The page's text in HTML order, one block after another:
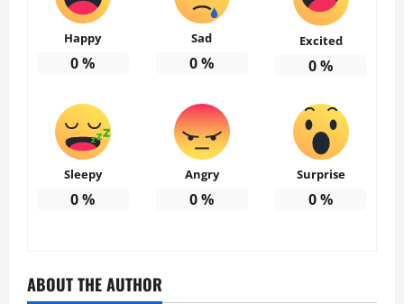
Happy
0%
Sad
0%
Excited
0%
Sleepy
0%
Angry
0%
Surprise
0%
ABOUT THE AUTHOR